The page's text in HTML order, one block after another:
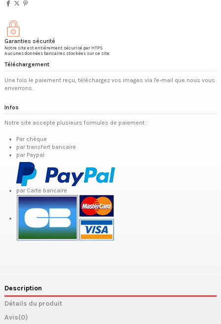
Garanties sécurité
Notre site est entièrement sécurisé par HTPS
Aucunes données bancaires stockées sur ce site
Téléchargement
Une fois le paiement reçu, téléchargez vos images via l'e-mail que nous vous
enverrons.
Infos
Notre site accepte plusieurs formules de paiement :
Par chèque
par transfert bancaire
par Paypal
par Carte bancaire
Description
Détails du produit
Avis(0)